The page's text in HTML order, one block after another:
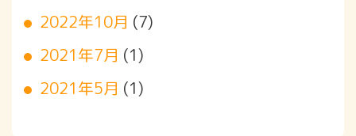
2022年10月 (7)
2021年7月 (1)
2021年5月 (1)